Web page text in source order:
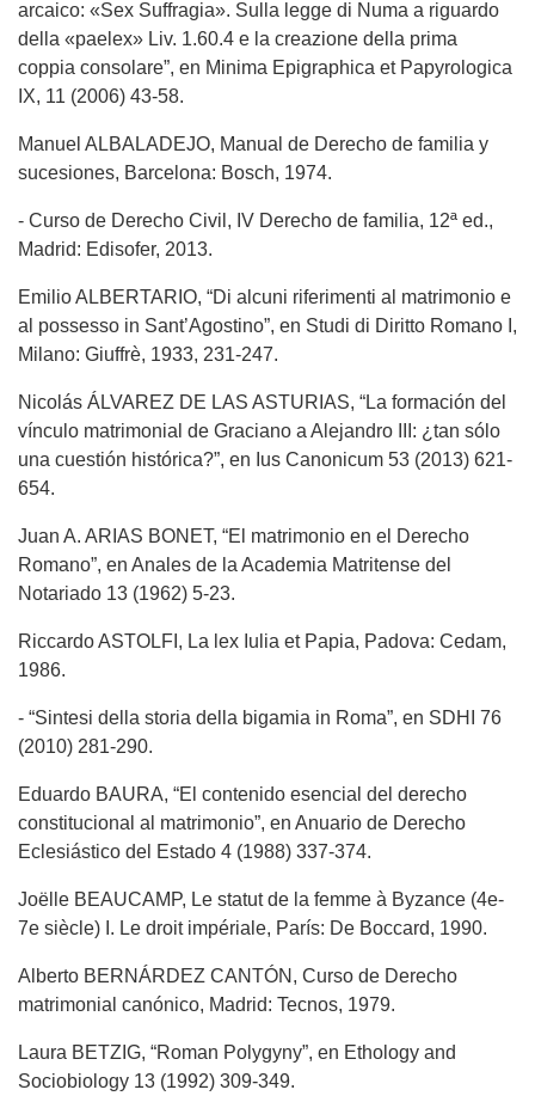
arcaico: «Sex Suffragia». Sulla legge di Numa a riguardo
della «paelex» Liv. 1.60.4 e la creazione della prima
coppia consolare”, en Minima Epigraphica et Papyrologica
IX, 11 (2006) 43-58.
Manuel ALBALADEJO, Manual de Derecho de familia y
sucesiones, Barcelona: Bosch, 1974.
- Curso de Derecho Civil, IV Derecho de familia, 12ª ed.,
Madrid: Edisofer, 2013.
Emilio ALBERTARIO, “Di alcuni riferimenti al matrimonio e
al possesso in Sant’Agostino”, en Studi di Diritto Romano I,
Milano: Giuffrè, 1933, 231-247.
Nicolás ÁLVAREZ DE LAS ASTURIAS, “La formación del
vínculo matrimonial de Graciano a Alejandro III: ¿tan sólo
una cuestión histórica?”, en Ius Canonicum 53 (2013) 621-
654.
Juan A. ARIAS BONET, “El matrimonio en el Derecho
Romano”, en Anales de la Academia Matritense del
Notariado 13 (1962) 5-23.
Riccardo ASTOLFI, La lex Iulia et Papia, Padova: Cedam,
1986.
- “Sintesi della storia della bigamia in Roma”, en SDHI 76
(2010) 281-290.
Eduardo BAURA, “El contenido esencial del derecho
constitucional al matrimonio”, en Anuario de Derecho
Eclesiástico del Estado 4 (1988) 337-374.
Joëlle BEAUCAMP, Le statut de la femme à Byzance (4e-
7e siècle) I. Le droit impériale, París: De Boccard, 1990.
Alberto BERNÁRDEZ CANTÓN, Curso de Derecho
matrimonial canónico, Madrid: Tecnos, 1979.
Laura BETZIG, “Roman Polygyny”, en Ethology and
Sociobiology 13 (1992) 309-349.